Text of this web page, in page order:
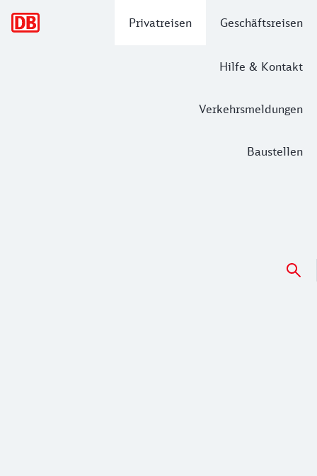
Privatreisen Geschäftsreisen
Hilfe & Kontakt
Verkehrsmeldungen
Baustellen